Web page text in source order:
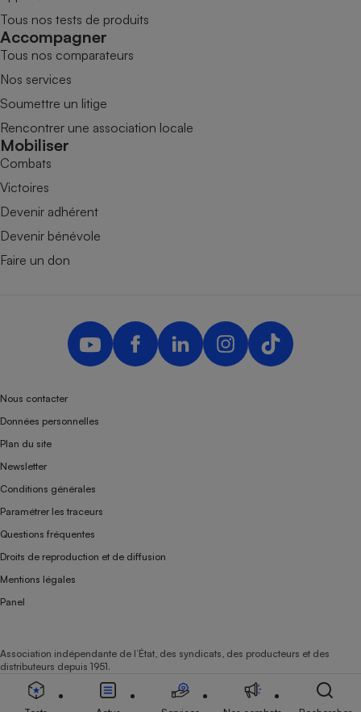
Tous nos tests de produits
Accompagner
Tous nos comparateurs
Nos services
Soumettre un litige
Rencontrer une association locale
Mobiliser
Combats
Victoires
Devenir adhérent
Devenir bénévole
Faire un don
Nous contacter
Données personnelles
Plan du site
Newsletter
Conditions générales
Paramétrer les traceurs
Questions fréquentes
Droits de reproduction et de diffusion
Mentions légales
Panel
Association indépendante de l’État, des syndicats, des producteurs et des
distributeurs depuis 1951.